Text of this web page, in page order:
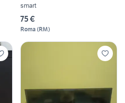
smart
75 €
Roma (RM)